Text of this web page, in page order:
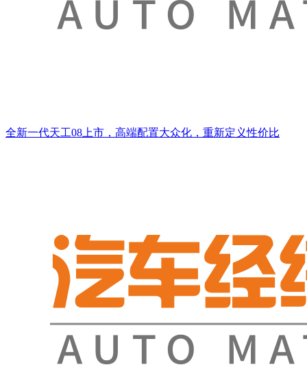
全新一代天工08上市，高端配置大众化，重新定义性价比